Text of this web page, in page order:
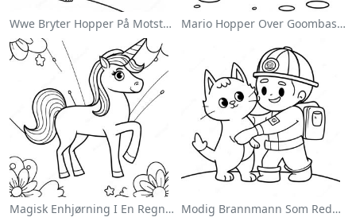
Wwe Bryter Hopper På Motstander Fargeleggingsside Mario Hopper Over Goombas Fargeleggingsside
Magisk Enhjørning I En Regnbue Fargeleggingsside Modig Brannmann Som Redder En Katt Fargeleggingsside